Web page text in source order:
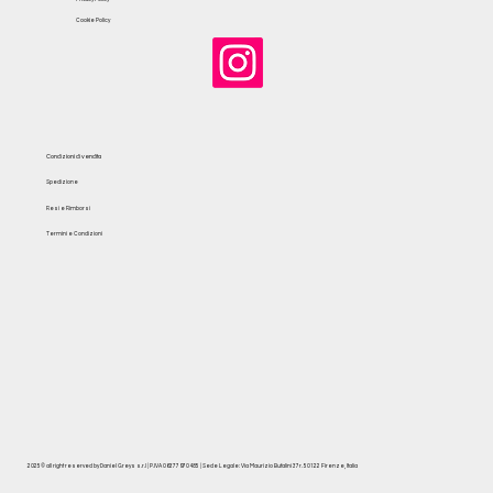
Condizioni di vendita
Termini e Condizioni
Spedizione
Resi e Rimborsi
Cookie Policy
2025© all right reserved by Daniel Greys s.r.l | P.IVA 06377970485 | Sede Legale: Via Maurizio Bufalini 37r. 50122 Firenze, Italia